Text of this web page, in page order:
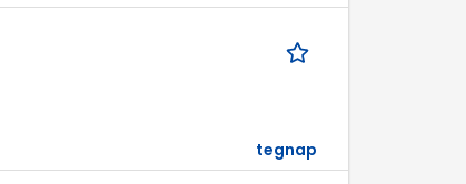
tegnap